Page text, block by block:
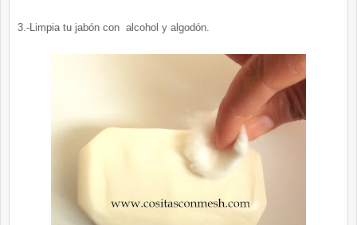
3.-Limpia tu jabón con alcohol y algodón.